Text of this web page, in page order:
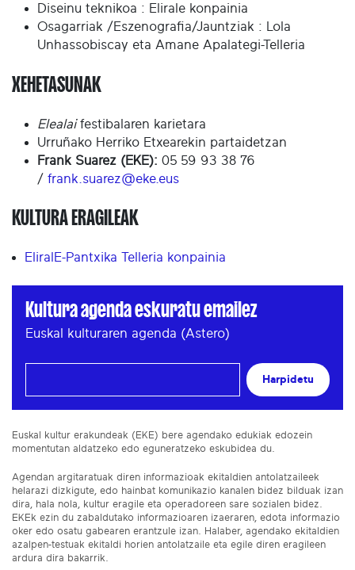
Diseinu teknikoa : Elirale konpainia
Osagarriak /Eszenografia/Jauntziak : Lola
Unhassobiscay eta Amane Apalategi-Telleria
XEHETASUNAK
Elealaifestibalaren karietara
Urruñako Herriko Etxearekin partaidetzan
Frank Suarez (EKE): 05 59 93 38 76
/ frank.suarez@eke.eus
KULTURA ERAGILEAK
EliralE-Pantxika Telleria konpainia
Kultura agenda eskuratu emailez
Euskal kulturaren agenda (Astero)
Harpidetu
Euskal kultur erakundeak (EKE) bere agendako edukiak edozein
momentutan aldatzeko edo eguneratzeko eskubidea du.
Agendan argitaratuak diren informazioak ekitaldien antolatzaileek
helarazi dizkigute, edo hainbat komunikazio kanalen bidez bilduak izan
dira, hala nola, kultur eragile eta operadoreen sare sozialen bidez.
EKEk ezin du zabaldutako informazioaren izaeraren, edota informazio
oker edo osatu gabearen erantzule izan. Halaber, agendako ekitaldien
azalpen-testuak ekitaldi horien antolatzaile eta egile diren eragileen
ardura dira bakarrik.